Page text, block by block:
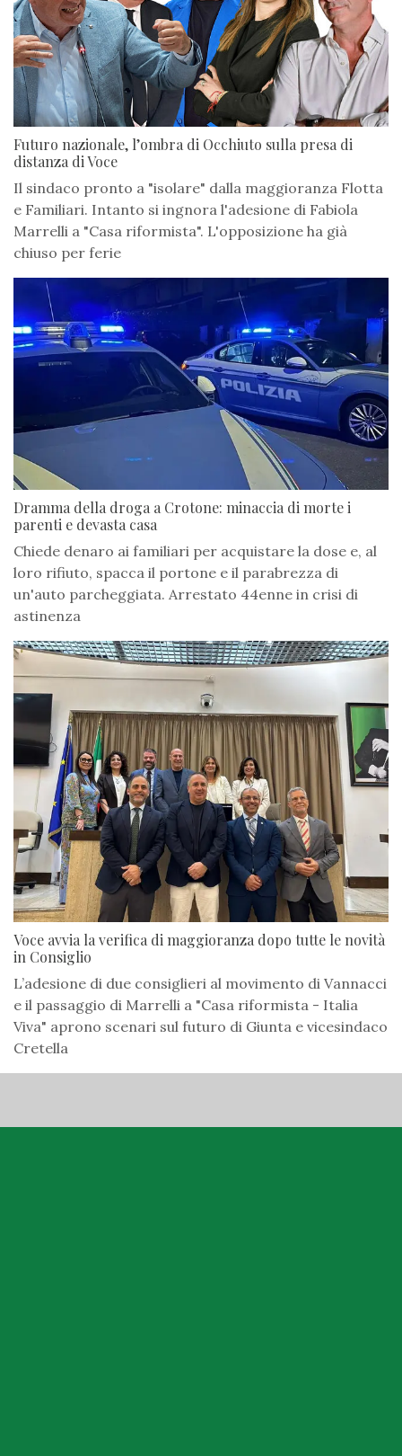
Futuro nazionale, l’ombra di Occhiuto sulla presa di
distanza di Voce
Il sindaco pronto a "isolare" dalla maggioranza Flotta
e Familiari. Intanto si ingnora l'adesione di Fabiola
Marrelli a "Casa riformista". L'opposizione ha già
chiuso per ferie
Dramma della droga a Crotone: minaccia di morte i
parenti e devasta casa
Chiede denaro ai familiari per acquistare la dose e, al
loro rifiuto, spacca il portone e il parabrezza di
un'auto parcheggiata. Arrestato 44enne in crisi di
astinenza
Voce avvia la verifica di maggioranza dopo tutte le novità
in Consiglio
L’adesione di due consiglieri al movimento di Vannacci
e il passaggio di Marrelli a "Casa riformista - Italia
Viva" aprono scenari sul futuro di Giunta e vicesindaco
Cretella